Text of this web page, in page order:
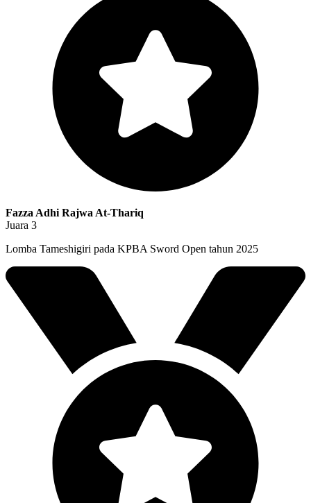
Fazza Adhi Rajwa At-Thariq
Juara 3
Lomba Tameshigiri pada KPBA Sword Open tahun 2025